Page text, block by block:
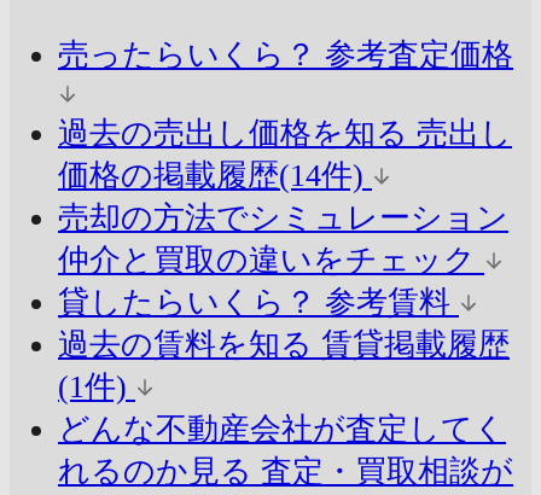
売ったらいくら？ 参考査定価格
過去の売出し価格を知る 売出し
価格の掲載履歴(14件)
売却の方法でシミュレーション
仲介と買取の違いをチェック
貸したらいくら？ 参考賃料
過去の賃料を知る 賃貸掲載履歴
(1件)
どんな不動産会社が査定してく
れるのか見る 査定・買取相談が